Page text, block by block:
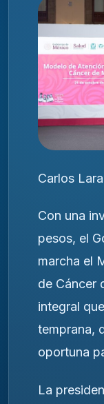
Carlos
Con una
pesos, el
marcha el
de Cáncer
integral
temprana,
oportuna
La